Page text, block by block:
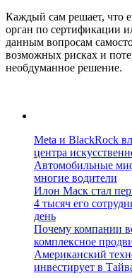
Каждый сам решает, что
орган по сертификации
данным вопросам
возможных рисках и
необдуманное решение.
Meta и BlackRock
центра
Автомобильные
многие водители
Илон Маск стал
4 тысяч его
день
Почему компании
комплексное
Американский
инвестирует в